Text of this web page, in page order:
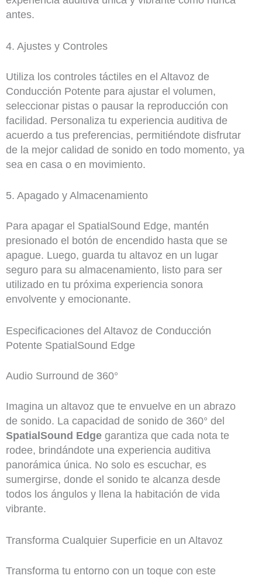
antes.
4. Ajustes y Controles
Utiliza los controles táctiles en el Altavoz de
Conducción Potente para ajustar el volumen,
seleccionar pistas o pausar la reproducción con
facilidad. Personaliza tu experiencia auditiva de
acuerdo a tus preferencias, permitiéndote disfrutar
de la mejor calidad de sonido en todo momento, ya
sea en casa o en movimiento.
5. Apagado y Almacenamiento
Para apagar el SpatialSound Edge, mantén
presionado el botón de encendido hasta que se
apague. Luego, guarda tu altavoz en un lugar
seguro para su almacenamiento, listo para ser
utilizado en tu próxima experiencia sonora
envolvente y emocionante.
Especificaciones del Altavoz de Conducción
Potente SpatialSound Edge
Audio Surround de 360°
Imagina un altavoz que te envuelve en un abrazo
de sonido. La capacidad de sonido de 360° del
SpatialSound Edgegarantiza que cada nota te
rodee, brindándote una experiencia auditiva
panorámica única. No solo es escuchar, es
sumergirse, donde el sonido te alcanza desde
todos los ángulos y llena la habitación de vida
vibrante.
Transforma Cualquier Superficie en un Altavoz
Transforma tu entorno con un toque con este